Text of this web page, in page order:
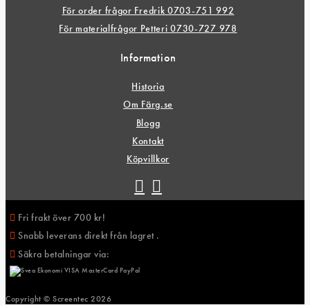
För order frågor Fredrik 0703-751 992
För materialfrågor Petteri 0730-727 978
Information
Historia
Om Färg.se
Blogg
Kontakt
Köpvillkor
Fri frakt över 700 kr!
Snabb leverans direkt från lagret .
Säkra betalningar via:
Copyright © Screentec 2026